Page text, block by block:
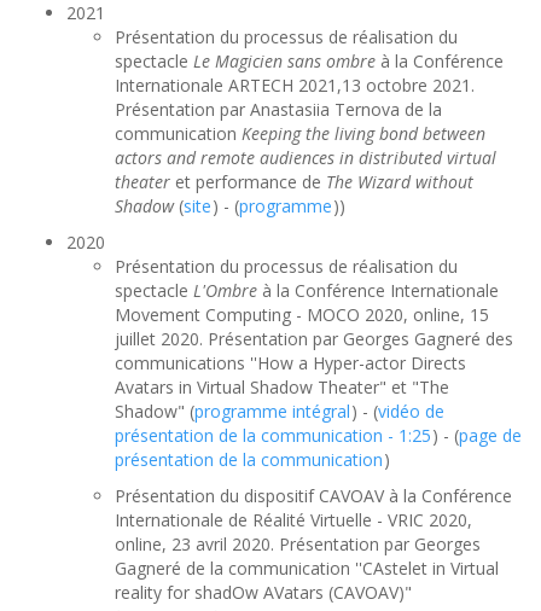
2021
Présentation du processus de réalisation du
spectacle Le Magicien sans ombre à la Conférence
Internationale ARTECH 2021,13 octobre 2021.
Présentation par Anastasiia Ternova de la
communication Keeping the living bond between
actors and remote audiences in distributed virtual
theater et performance de The Wizard without
Shadow(site) - (programme))
2020
Présentation du processus de réalisation du
spectacle L'Ombre à la Conférence Internationale
Movement Computing - MOCO 2020, online, 15
juillet 2020. Présentation par Georges Gagneré des
communications ''How a Hyper-actor Directs
Avatars in Virtual Shadow Theater" et "The
Shadow" (programme intégral) - (vidéo de
présentation de la communication - 1:25) - (page de
présentation de la communication)
Présentation du dispositif CAVOAV à la Conférence
Internationale de Réalité Virtuelle - VRIC 2020,
online, 23 avril 2020. Présentation par Georges
Gagneré de la communication ''CAstelet in Virtual
reality for shadOw AVatars (CAVOAV)"